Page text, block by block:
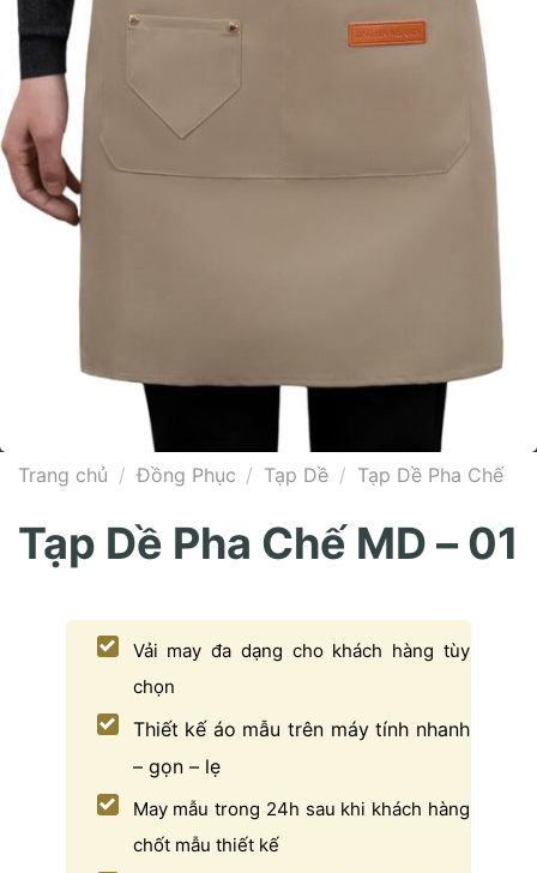
Trang chủ / Đồng Phục / Tạp Dề / Tạp Dề Pha Chế
Tạp Dề Pha Chế MD – 01
Vải may đa dạng cho khách hàng tùy
chọn
Thiết kế áo mẫu trên máy tính nhanh
– gọn – lẹ
May mẫu trong 24h sau khi khách hàng
chốt mẫu thiết kế